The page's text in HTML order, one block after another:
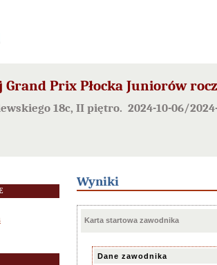
Prix Płocka Juniorów
18c, II piętro. 2024-10-06/
Wyniki
Karta startowa zawodnika
Dane zawodnika